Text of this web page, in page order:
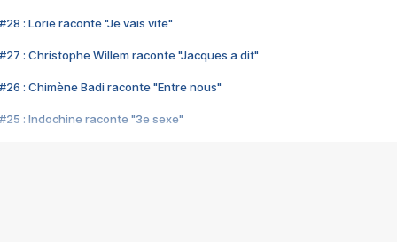
#28 : Lorie raconte "Je vais vite"
#27 : Christophe Willem raconte "Jacques a dit"
#26 : Chimène Badi raconte "Entre nous"
#25 : Indochine raconte "3e sexe"